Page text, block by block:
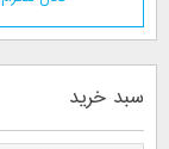
سبد خرید